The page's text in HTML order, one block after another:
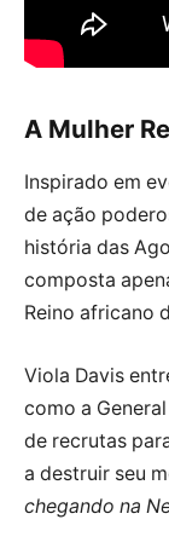
A Mulher
Inspirado em
de ação
história das
composta
Reino africano
Viola Davis
como a
de recrutas
a destruir seu
chegando na